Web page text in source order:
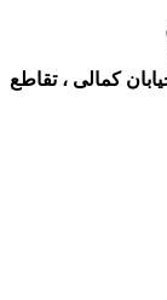
کمالی ، تقاطع